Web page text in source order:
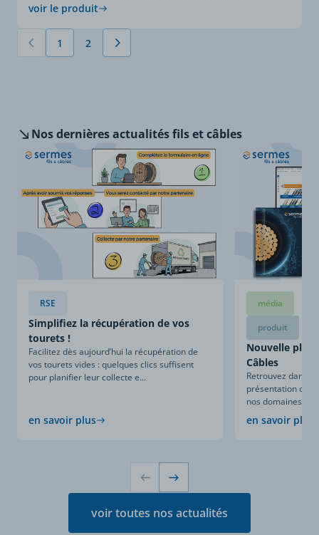
voir le produit
Vous lisez actuellement la page
1 Page
2 Suivant
Nos dernièresactualités fils et câbles
RSE
Simplifiez la récupération de vos
tourets !
Facilitez dès aujourd’hui la récupération de
vos tourets vides : quelques clics suffisent
pour planifier leur collecte e...
en savoir plus
média
produit
Nouvelle
Câbles
Retrouvez dans
présentation
nos domaines
en savoir plus
voir toutes nos actualités